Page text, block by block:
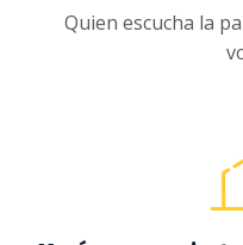
Quien escucha la